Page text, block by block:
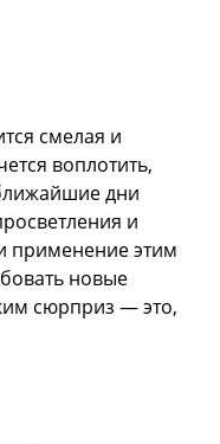
смелая и
воплотить,
дни
и
применение этим
новые
сюрприз — это,